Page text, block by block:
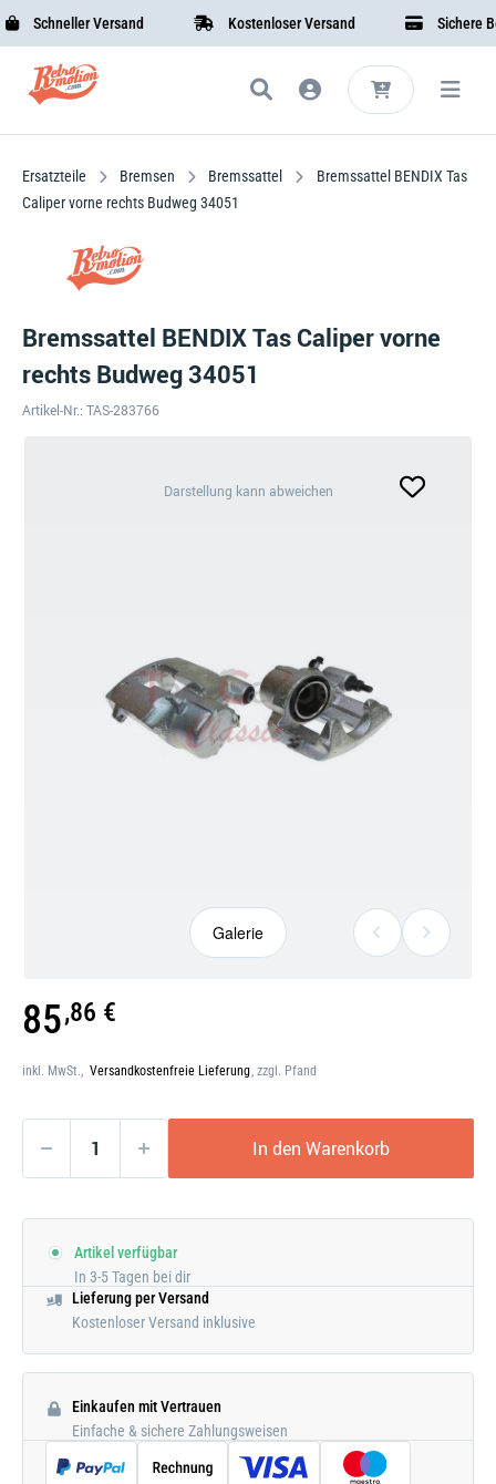
Schneller Versand Kostenloser Versand Sichere
Ersatzteile Bremsen Bremssattel
Bremssattel BENDIX Tas
Caliper vorne rechts Budweg 34051
Bremssattel BENDIX Tas Caliper vorne
rechts Budweg 34051
Artikel-Nr.: TAS-283766
Galerie
öffnen
Darstellung kann abweichen
Galerie
85,86 €
inkl. MwSt., Versandkostenfreie Lieferung, zzgl. Pfand
In den Warenkorb
Artikel verfügbar
In 3-5 Tagen bei dir
Lieferung per Versand
Kostenloser Versand inklusive
Einkaufen mit Vertrauen
Einfache & sichere Zahlungsweisen